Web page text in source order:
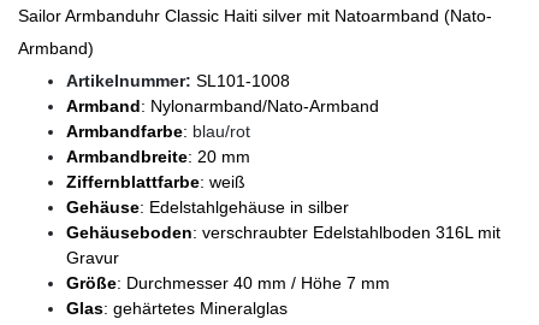
Sailor Armbanduhr Classic Haiti silver mit Natoarmband (Nato-
Armband)
Artikelnummer: SL101-1008
Armband: Nylonarmband/Nato-Armband
Armbandfarbe: blau/rot
Armbandbreite: 20 mm
Ziffernblattfarbe: weiß
Gehäuse: Edelstahlgehäuse in silber
Gehäuseboden: verschraubter Edelstahlboden 316L mit
Gravur
Größe: Durchmesser 40 mm / Höhe 7 mm
Glas: gehärtetes Mineralglas